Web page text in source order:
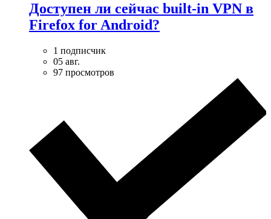
Доступен ли сейчас built-in VPN в
Firefox for Android?
1 подписчик
05 авг.
97 просмотров